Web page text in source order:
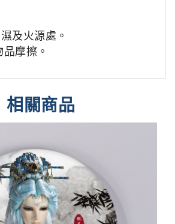
及火源處。
摩擦。
相關商品